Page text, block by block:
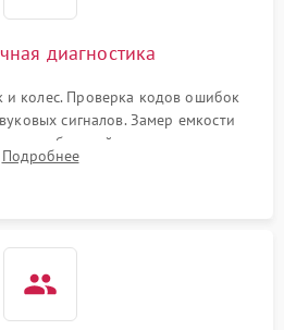
диагностика
и колес. Проверка кодов ошибок
сигналов. Замер емкости
базовой станции зарядки.
бампера и датчиков падения для
Подробнее